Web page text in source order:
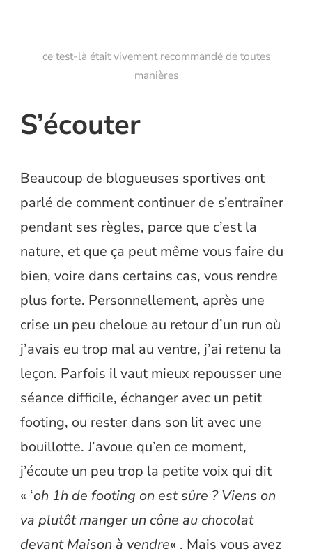
ce test-là était vivement recommandé de toutes
manières
S’écouter
Beaucoup de blogueuses sportives ont
parlé de comment continuer de s’entraîner
pendant ses règles, parce que c’est la
nature, et que ça peut même vous faire du
bien, voire dans certains cas, vous rendre
plus forte. Personnellement, après une
crise un peu cheloue au retour d’un run où
j’avais eu trop mal au ventre, j’ai retenu la
leçon. Parfois il vaut mieux repousser une
séance difficile, échanger avec un petit
footing, ou rester dans son lit avec une
bouillotte. J’avoue qu’en ce moment,
j’écoute un peu trop la petite voix qui dit
« ‘oh 1h de footing on est sûre ? Viens on
va plutôt manger un cône au chocolat
devant Maison à vendre« . Mais vous avez